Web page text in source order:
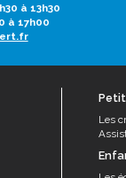
à 13h30
à 17h00
Les